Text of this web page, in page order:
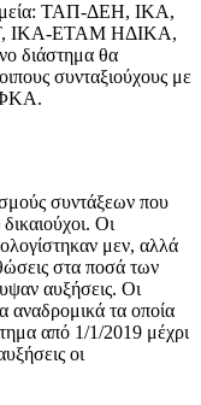
ΤΑΠ-ΔΕΗ, ΙΚΑ,
ΙΚΑ-ΕΤΑΜ ΗΔΙΚΑ,
διάστημα θα
συνταξιούχους με
συντάξεων που
Οι
μεν, αλλά
στα ποσά των
αυξήσεις. Οι
αναδρομικά τα οποία
από 1/1/2019 μέχρι
οι